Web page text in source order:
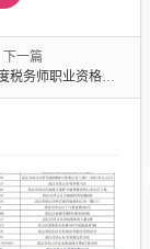
下一篇
师职业资格考试指南